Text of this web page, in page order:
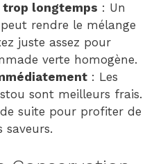
longtemps : Un
rendre le mélange
juste assez pour
verte homogène.
: Les
sont meilleurs frais.
suite pour profiter de
saveurs.